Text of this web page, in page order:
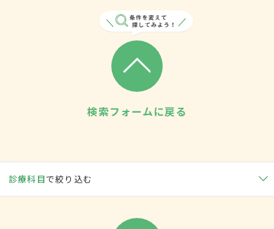
検索フォームに戻る
診療科目で絞り込む